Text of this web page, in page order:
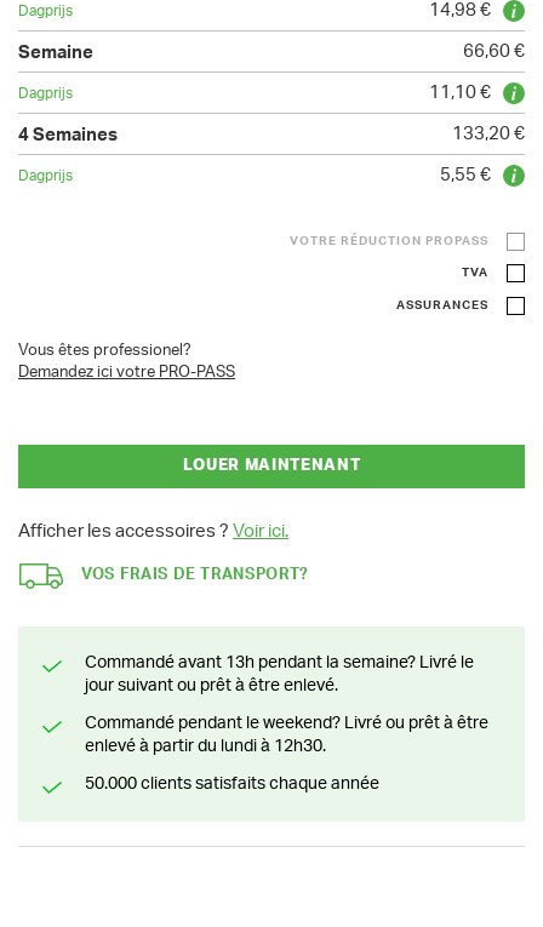
14,98 €
66,60 €
11,10 €
133,20 €
5,55 €
VOTRE RÉDUCTION PROPASS
TVA
ASSURANCES
Vous êtes professionel?
Demandez ici votre PRO-PASS
LOUER MAINTENANT
Afficher les accessoires ? Voir ici.
VOS FRAIS DE TRANSPORT?
Commandé avant 13h pendant la semaine? Livré le
jour suivant ou prêt à être enlevé.
Commandé pendant le weekend? Livré ou prêt à être
enlevé à partir du lundi à 12h30.
50.000 clients satisfaits chaque année